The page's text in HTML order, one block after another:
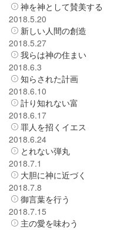
神を神として賛美する
2018.5.20
新しい人間の創造
2018.5.27
我らは神の住まい
2018.6.3
知らされた計画
2018.6.10
計り知れない富
2018.6.17
罪人を招くイエス
2018.6.24
とれない弾丸
2018.7.1
大胆に神に近づく
2018.7.8
御言葉を行う
2018.7.15
主の愛を味わう